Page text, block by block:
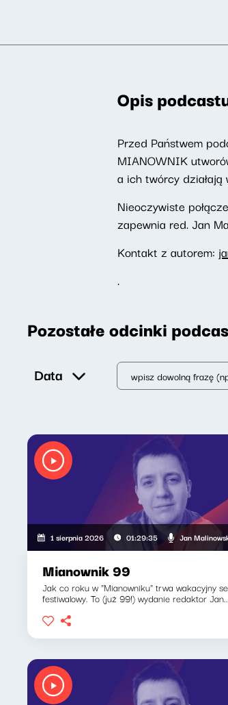
Opis
Przed Państwem
MIANOWNIK
a ich twórcy
Nieoczywiste
zapewnia red. Jan
Kontakt z autorem:
.
Pozostałe odcinki
Data
1 sierpnia 2026 01:29:35 Jan
Mianownik 99
Jak co roku w "Mianowniku" trwa wakacyjny
festiwalowy. To (już 99!) wydanie redaktor